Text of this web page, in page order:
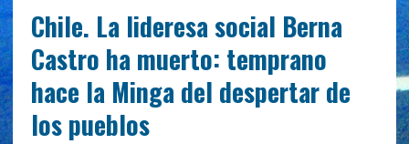
Chile. La lideresa social Berna
Castro ha muerto: temprano
hace la Minga del despertar de
los pueblos